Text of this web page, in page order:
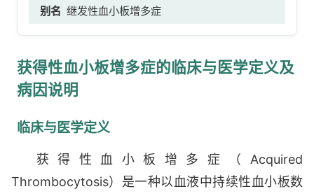
thrombocythaemia、idiopathic
thrombocythaemia、Essential
thrombocytosis、thrombocythaemia、
platelets、platelet count above reference
症、出血性血小板增多症、血小板增多症、血小板
增多、血小板计数高于参考值范围、血小板计数增
别名 继发性血小板增多症
获得性血小板增多症的临床与医学定义及
病因说明
临床与医学定义
获得性血小板增多症（Acquired
Thrombocytosis）是一种以血液中持续性血小板数